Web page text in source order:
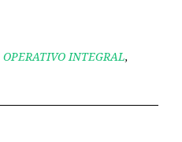
OPERATIVO INTEGRAL,